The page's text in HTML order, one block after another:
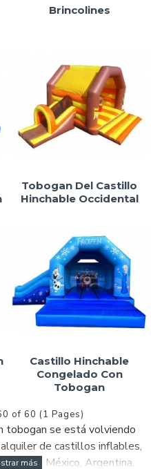
Brincolines
Tobogan Del Castillo
Hinchable Occidental
Castillo Hinchable
Congelado Con
Tobogan
of 60 (1 Pages)
tobogan se está volviendo
de castillos inflables,
Unidos, México, Argentina,